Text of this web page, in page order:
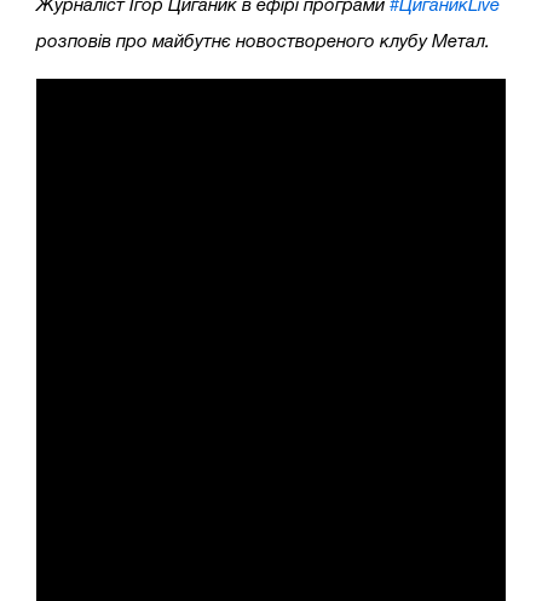
Журналіст Ігор Циганик в ефірі програми #ЦиганикLive
розповів про майбутнє новоствореного клубу Метал.